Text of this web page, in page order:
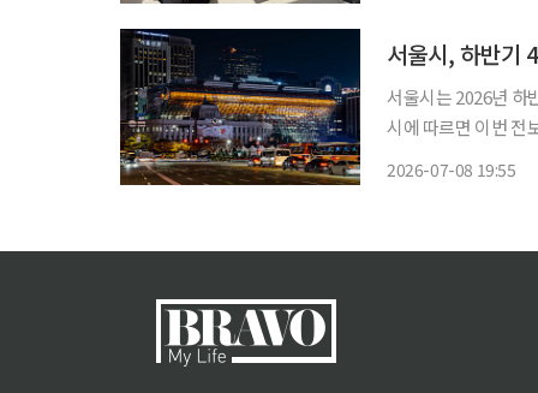
서울시, 하반기
서울시는 2026년 하
시에 따르면 이번 전
2026-07-08 19:55